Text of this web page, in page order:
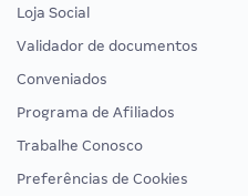
Loja Social
Validador de documentos
Conveniados
Programa de Afiliados
Trabalhe Conosco
Preferências de Cookies